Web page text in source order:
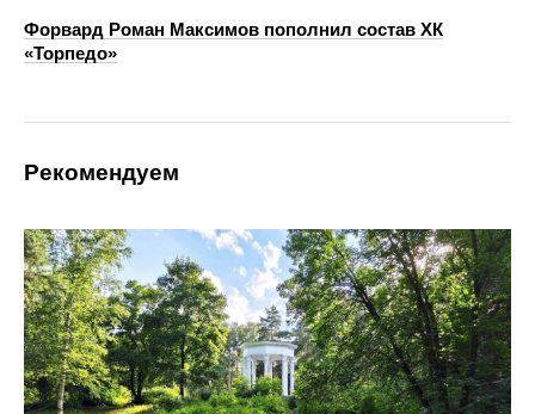
Форвард Роман Максимов пополнил состав ХК
«Торпедо»
Рекомендуем